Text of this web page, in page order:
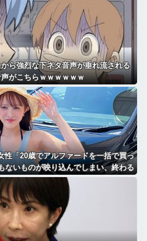
ら強烈な下ネタ音声が垂れ流される
がこちらｗｗｗｗｗｗ
性「20歳でアルファードを一括で買っ
いものが映り込んでしまい、終わる